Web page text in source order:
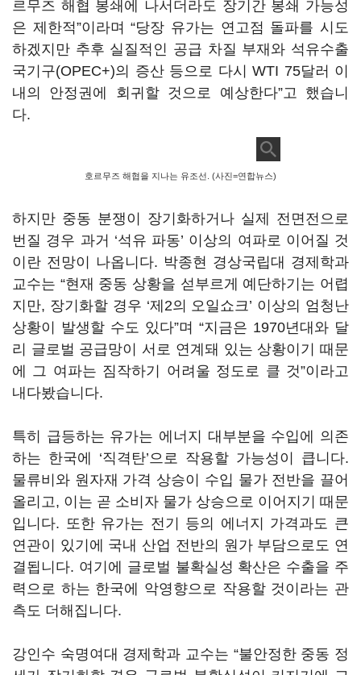
르무즈 해협 봉쇄에 나서더라도 장기간 봉쇄 가능성
은 제한적”이라며“당장 유가는 연고점 돌파를 시도
하겠지만 추후 실질적인 공급 차질 부재와 석유수출
국기구(OPEC+)의 증산 등으로 다시 WTI 75달러 이
내의 안정권에 회귀할 것으로 예상한다”고 했습니
다.
호르무즈 해협을 지나는 유조선. (사진=연합뉴스)
하지만 중동 분쟁이 장기화하거나 실제 전면전으로
번질 경우 과거 ‘석유 파동’ 이상의 여파로 이어질 것
이란 전망이 나옵니다. 박종현 경상국립대 경제학과
교수는 “현재 중동 상황을 섣부르게 예단하기는 어렵
지만, 장기화할 경우 ‘제 2의 오일쇼크’ 이상의 엄청난
상황이 발생할 수도 있다”며 “지금은 1970년대와 달
리 글로벌 공급망이 서로 연계돼 있는 상황이기 때문
에 그 여파는 짐작하기 어려울 정도로 클 것”이라고
내다봤습니다.
특히 급등하는 유가는 에너지 대부분을 수입에 의존
하는 한국에 ‘직격탄’으로 작용할 가능성이 큽니다.
물류비와 원자재 가격 상승이 수입 물가 전반을 끌어
올리고, 이는 곧 소비자 물가 상승으로 이어지기 때문
입니다. 또한 유가는 전기 등의 에너지 가격과도 큰
연관이 있기에 국내 산업 전반의 원가 부담으로도 연
결됩니다. 여기에 글로벌 불확실성 확산은 수출을 주
력으로 하는 한국에 악영향으로 작용할 것이라는 관
측도 더해집니다.
강인수 숙명여대 경제학과 교수는 “불안정한 중동 정